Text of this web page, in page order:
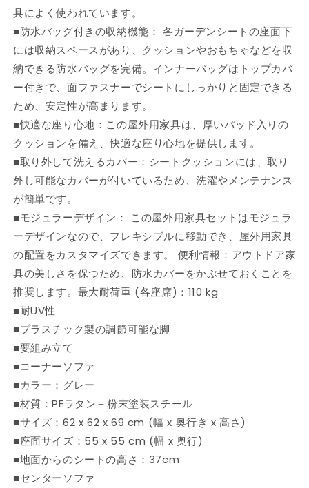
レ
ー
ポ
リ
ラ
タ
ン
製
家
具
ア
ウ
ト
ド
ア
家
具
屋
外
椅
子
屋
外
用
組
み
合
わ
せ
レ
ー
ポ
リ
ラ
タ
ン
製
家
具
ア
ト
ド
ア
具
屋
椅
み
合
わ
具によく使われています。
■防水バッグ付きの収納機能： 各ガーデンシートの座面下
には収納スペースがあり、クッションやおもちゃなどを収
納できる防水バッグを完備。インナーバッグはトップカバ
ー付きで、面ファスナーでシートにしっかりと固定できる
ため、安定性が高まります。
■快適な座り心地：この屋外用家具は、厚いパッド入りの
クッションを備え、快適な座り心地を提供します。
■取り外して洗えるカバー：シートクッションには、取り
外し可能なカバーが付いているため、洗濯やメンテナンス
が簡単です。
■モジュラーデザイン： この屋外用家具セットはモジュラ
ーデザインなので、フレキシブルに移動でき、屋外用家具
の配置をカスタマイズできます。 便利情報：アウトドア家
具の美しさを保つため、防水カバーをかぶせておくことを
推奨します。最大耐荷重 (各座席)：110 kg
■耐UV性
■プラスチック製の調節可能な脚
■要組み立て
■コーナーソファ
■カラー：グレー
■材質：PEラタン＋粉末塗装スチール
■サイズ：62 x 62 x 69 cm (幅 x 奥行き x 高さ)
■座面サイズ：55 x 55 cm (幅 x 奥行)
■地面からのシートの高さ：37cm
■センターソファ